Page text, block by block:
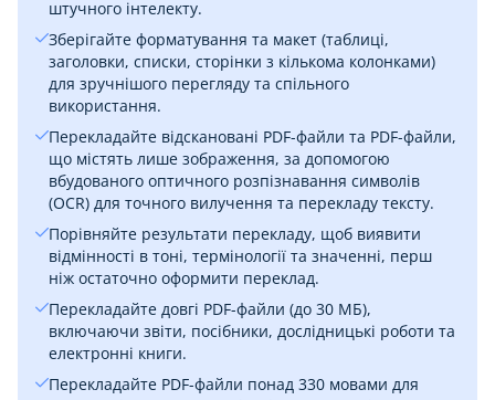
штучного інтелекту.
Зберігайте форматування та макет (таблиці,
заголовки, списки, сторінки з кількома колонками)
для зручнішого перегляду та спільного
використання.
Перекладайте відскановані PDF-файли та PDF-файли,
що містять лише зображення, за допомогою
вбудованого оптичного розпізнавання символів
(OCR) для точного вилучення та перекладу тексту.
Порівняйте результати перекладу, щоб виявити
відмінності в тоні, термінології та значенні, перш
ніж остаточно оформити переклад.
Перекладайте довгі PDF-файли (до 30 МБ),
включаючи звіти, посібники, дослідницькі роботи та
електронні книги.
Перекладайте PDF-файли понад 330 мовами для